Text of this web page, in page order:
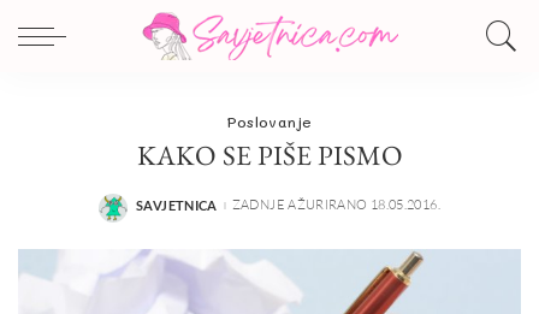
Poslovanje
KAKO SE PIŠE PISMO
POSTED
SAVJETNICA ZADNJE AŽURIRANO 18.05.2016.